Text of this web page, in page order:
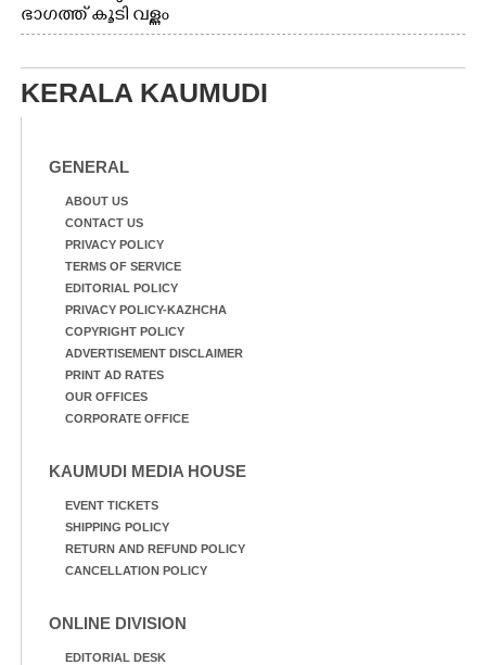
ഭാഗത്ത് കൂടി വള്ളം
തുഴഞ്ഞു പോകുന്ന
KERALA KAUMUDI
GENERAL
ABOUT US
CONTACT US
PRIVACY POLICY
TERMS OF SERVICE
EDITORIAL POLICY
PRIVACY POLICY-KAZHCHA
COPYRIGHT POLICY
ADVERTISEMENT DISCLAIMER
PRINT AD RATES
OUR OFFICES
CORPORATE OFFICE
KAUMUDI MEDIA HOUSE
EVENT TICKETS
SHIPPING POLICY
RETURN AND REFUND POLICY
CANCELLATION POLICY
ONLINE DIVISION
EDITORIAL DESK